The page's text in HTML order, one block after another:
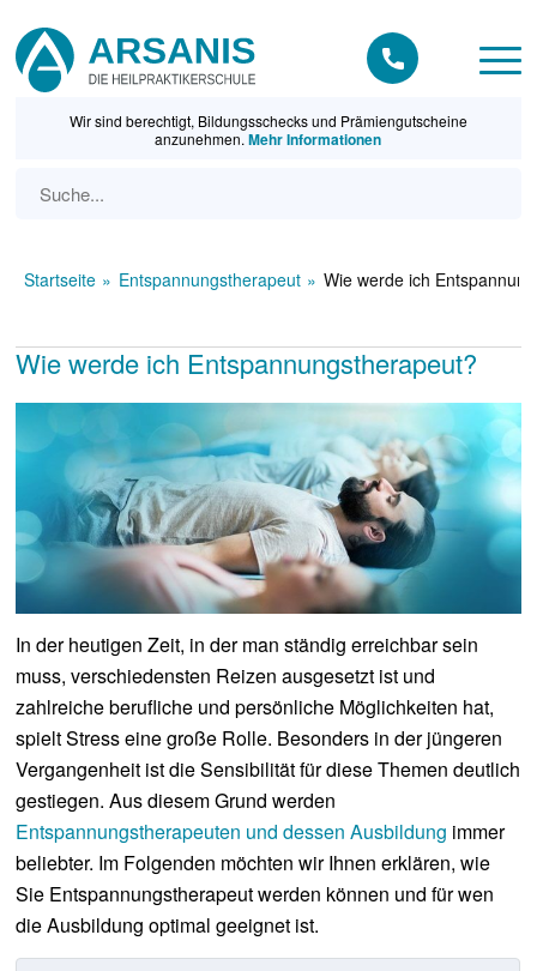
Wir sind berechtigt, Bildungsschecks und Prämiengutscheine
anzunehmen.Mehr Informationen
Startseite Entspannungstherapeut Wie werde ich
Wie werde ich Entspannungstherapeut?
In der heutigen Zeit, in der man ständig erreichbar sein
muss, verschiedensten Reizen ausgesetzt ist und
zahlreiche berufliche und persönliche Möglichkeiten hat,
spielt Stress eine große Rolle. Besonders in der jüngeren
Vergangenheit ist die Sensibilität für diese Themen deutlich
gestiegen. Aus diesem Grund werden
Entspannungstherapeuten und dessen Ausbildung immer
beliebter. Im Folgenden möchten wir Ihnen erklären, wie
Sie Entspannungstherapeut werden können und für wen
die Ausbildung optimal geeignet ist.